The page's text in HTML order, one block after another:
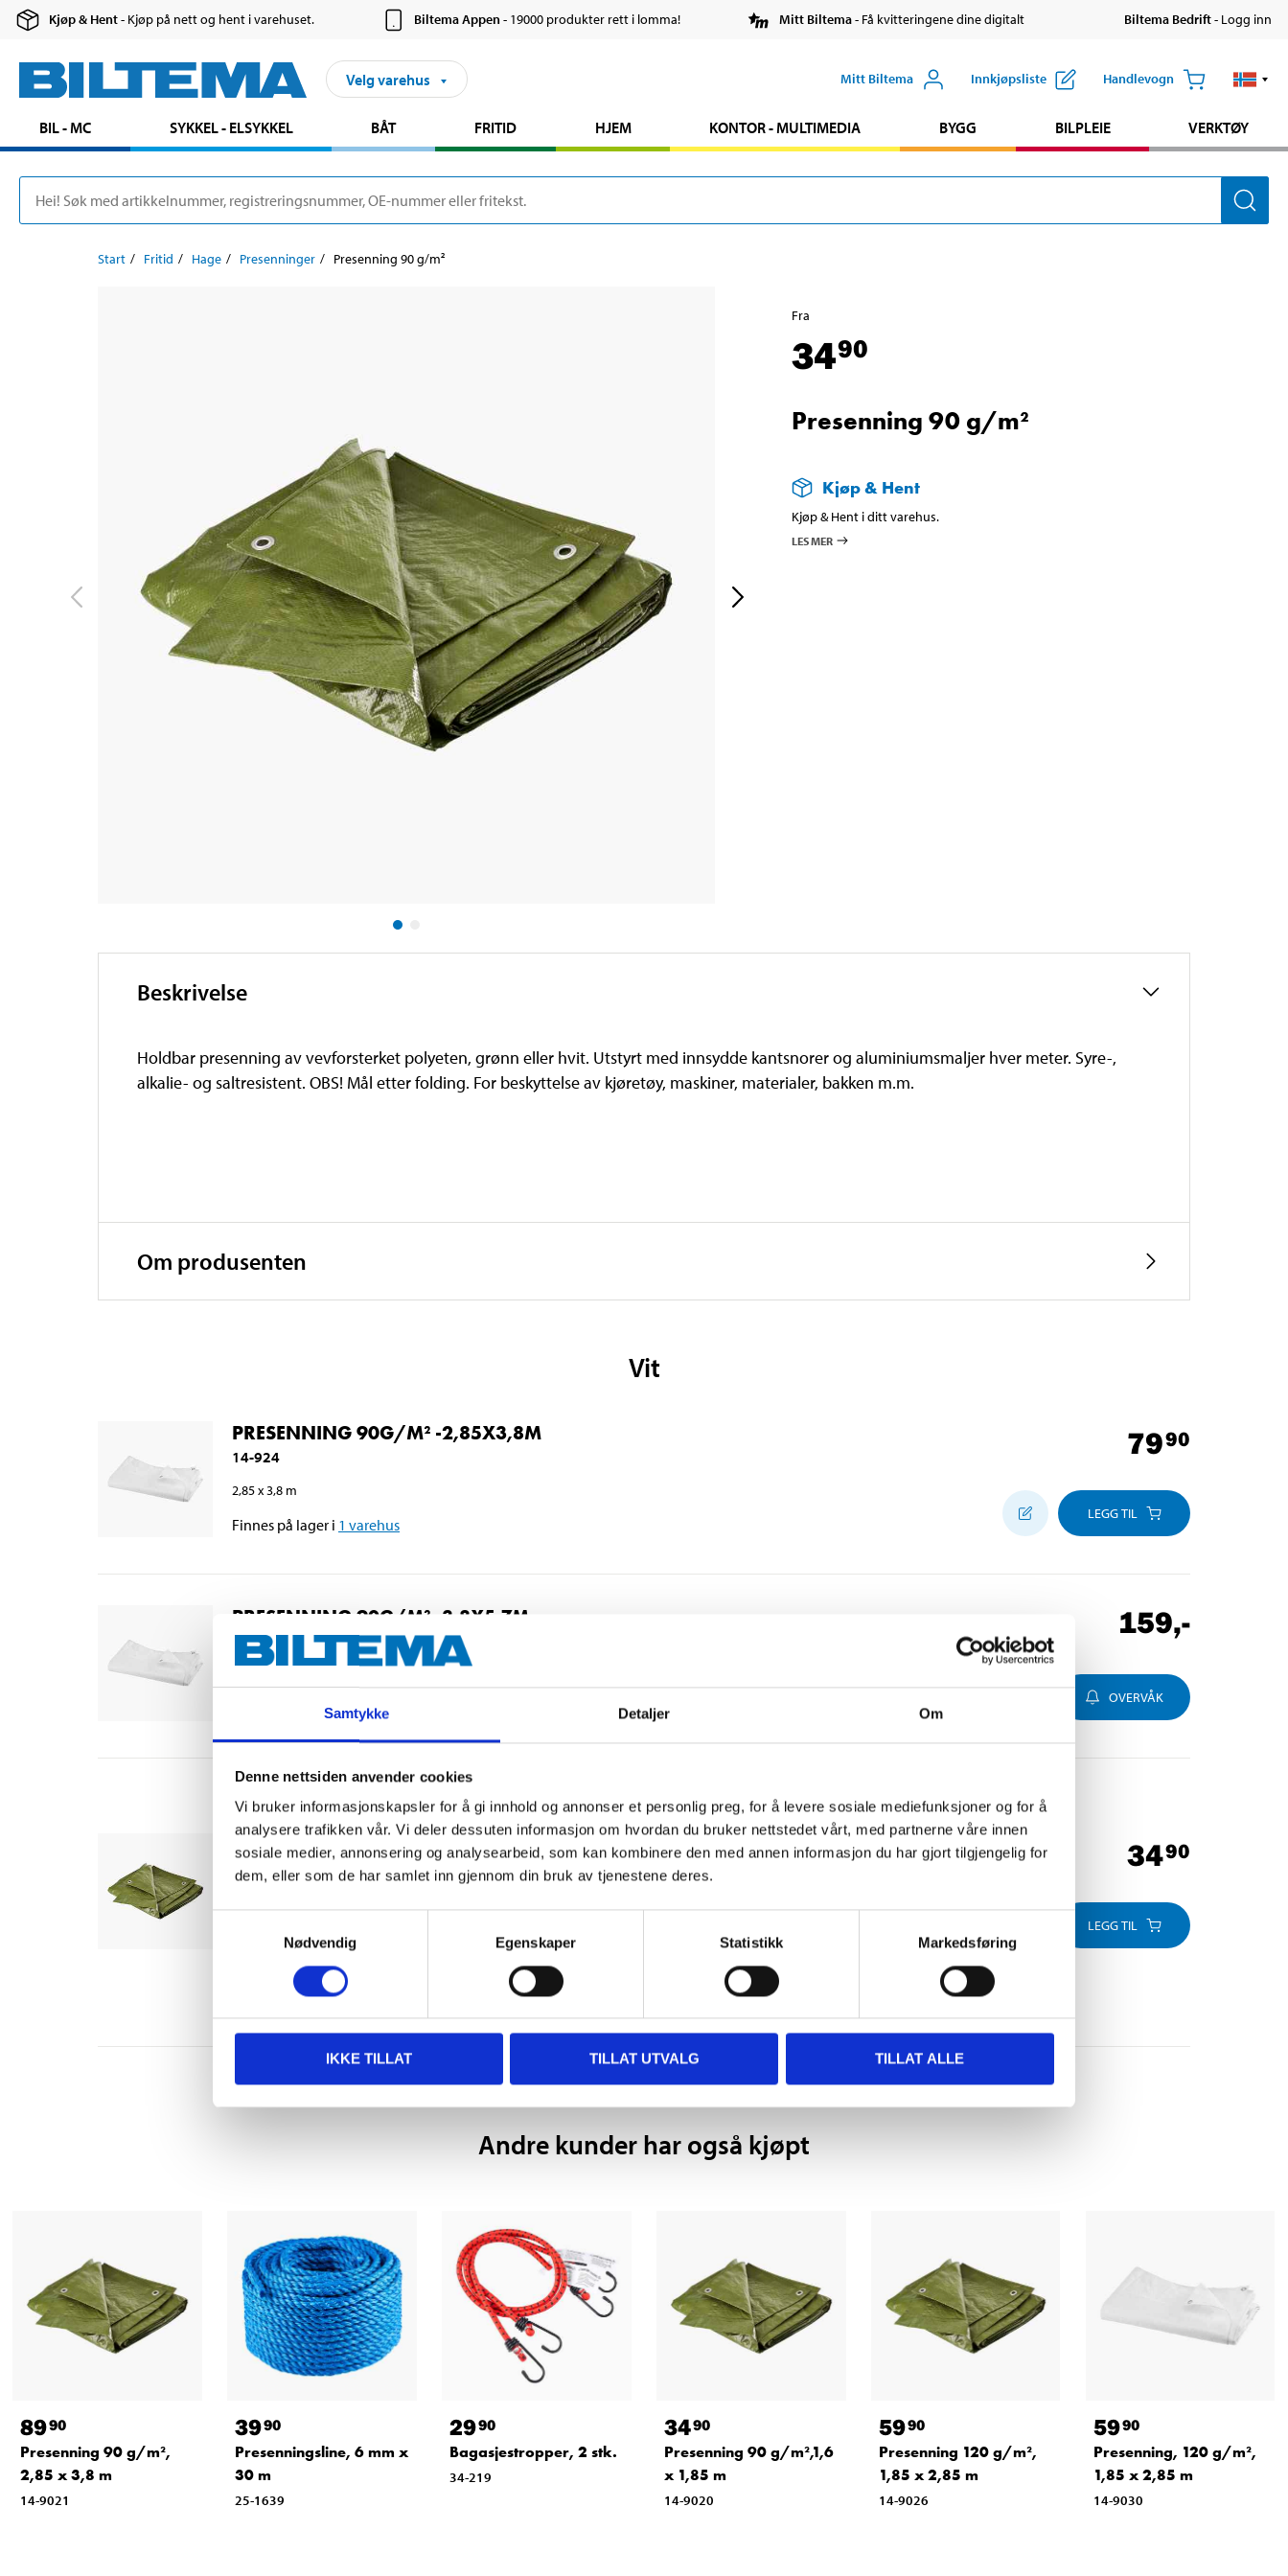
Samtykke Detaljer Om
Denne nettsiden anvender cookies
Vi bruker informasjonskapsler for å gi innhold og annonser et personlig preg, for å levere sosiale mediefunksjoner og for å
analysere trafikken vår. Vi deler dessuten informasjon om hvordan du bruker nettstedet vårt, med partnerne våre innen
sosiale medier, annonsering og analysearbeid, som kan kombinere den med annen informasjon du har gjort tilgjengelig for
dem, eller som de har samlet inn gjennom din bruk av tjenestene deres.
Nødvendig
Egenskaper Statistikk Markedsføring
IKKE TILLAT TILLAT UTVALG TILLAT ALLE
Kjøp & Hent- Kjøp på nett og hent i varehuset. Biltema Appen- 19000 produkter rett i lomma! Mitt Biltema- Få kvitteringene dine digitalt Biltema Bedrift- Logg inn
Velg varehus Mitt Biltema Innkjøpsliste Handlevogn
BIL - MC SYKKEL - ELSYKKEL BÅT FRITID HJEM KONTOR - MULTIMEDIA BYGG BILPLEIE VERKTØY
Start Fritid Hage Presenninger Presenning 90 g/m²
Fra
3490
Presenning 90 g/m²
Kjøp & Hent
Kjøp & Hent i ditt varehus.
LES MER
Beskrivelse
Holdbar presenning av vevforsterket polyeten, grønn eller hvit. Utstyrt med innsydde kantsnorer og aluminiumsmaljer hver meter. Syre-,
alkalie- og saltresistent. OBS! Mål etter folding. For beskyttelse av kjøretøy, maskiner, materialer, bakken m.m.
Om produsenten
Vit
PRESENNING 90G/M² -2,85X3,8M
14-924
2,85 x 3,8 m
Finnes på lager i 1 varehus
7990
LEGG TIL
PRESENNING 90G/M² -3,8X5,7M
14-925
Tomt i alle varehus
159,-
OVERVÅK
Presenning, 90 g/m², 1,6 x 1,85 m
14-920
: 90g/m²
Grønn
Finnes på lager i2
3490
LEGG TIL
Andre kunder har også kjøpt
8990
Presenning 90 g/m²,
2,85 x 3,8 m
14-9021
3990
Presenningsline, 6 mm x
30 m
25-1639
2990
Bagasjestropper, 2 stk.
34-219
3490
Presenning 90 g/m²,1,6
x 1,85 m
14-9020
5990
Presenning 120 g/m²,
1,85 x 2,85 m
14-9026
5990
Presenning, 120 g/m²,
1,85 x 2,85 m
14-9030